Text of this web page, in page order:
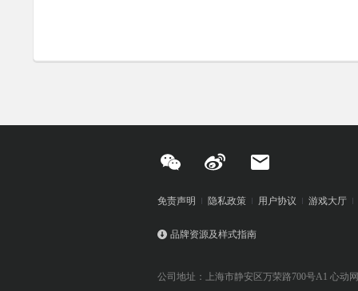
免责声明 隐私政策 用户协议 游戏大厅
品牌资源及样式指南
公司地址：上海市静安区万荣路700号A1 心动